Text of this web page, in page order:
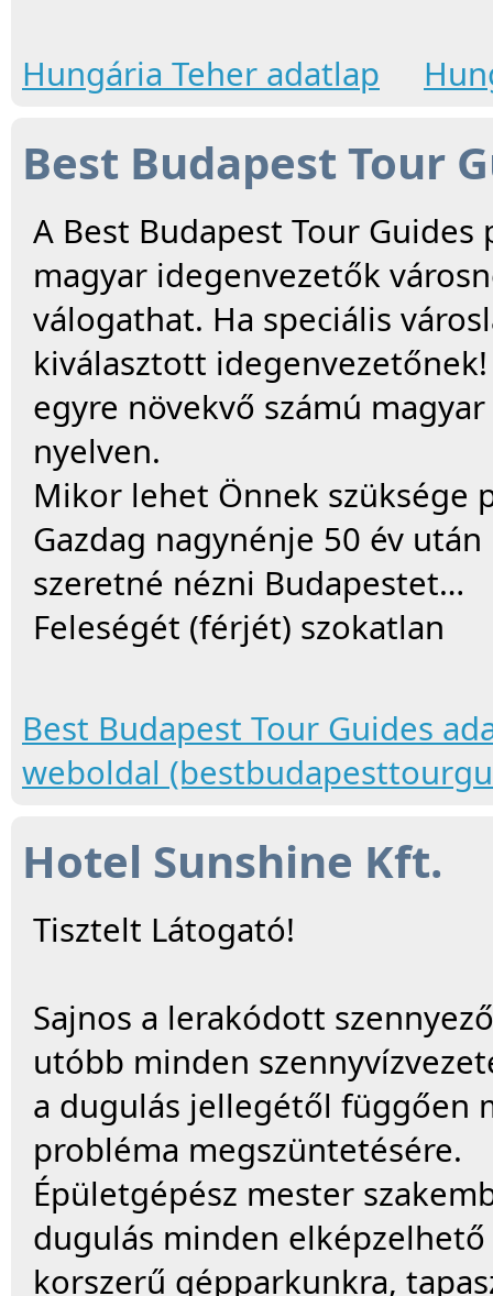
Hungária Teher adatlap
Best Budapest Tour
A Best Budapest Tour
magyar idegenvezetők
válogathat. Ha speciális
kiválasztott
egyre növekvő számú
nyelven.
Mikor lehet Önnek szüksége
Gazdag nagynénje 50 év
szeretné nézni Budapestet…
Feleségét (férjét) szokatlan
Best Budapest Tour Guides
weboldal
Hotel Sunshine Kft.
Tisztelt Látogató!
Sajnos a lerakódott
utóbb minden
a dugulás jellegétől függően
probléma megszüntetésére.
Épületgépész mester
dugulás minden
korszerű gépparkunkra,